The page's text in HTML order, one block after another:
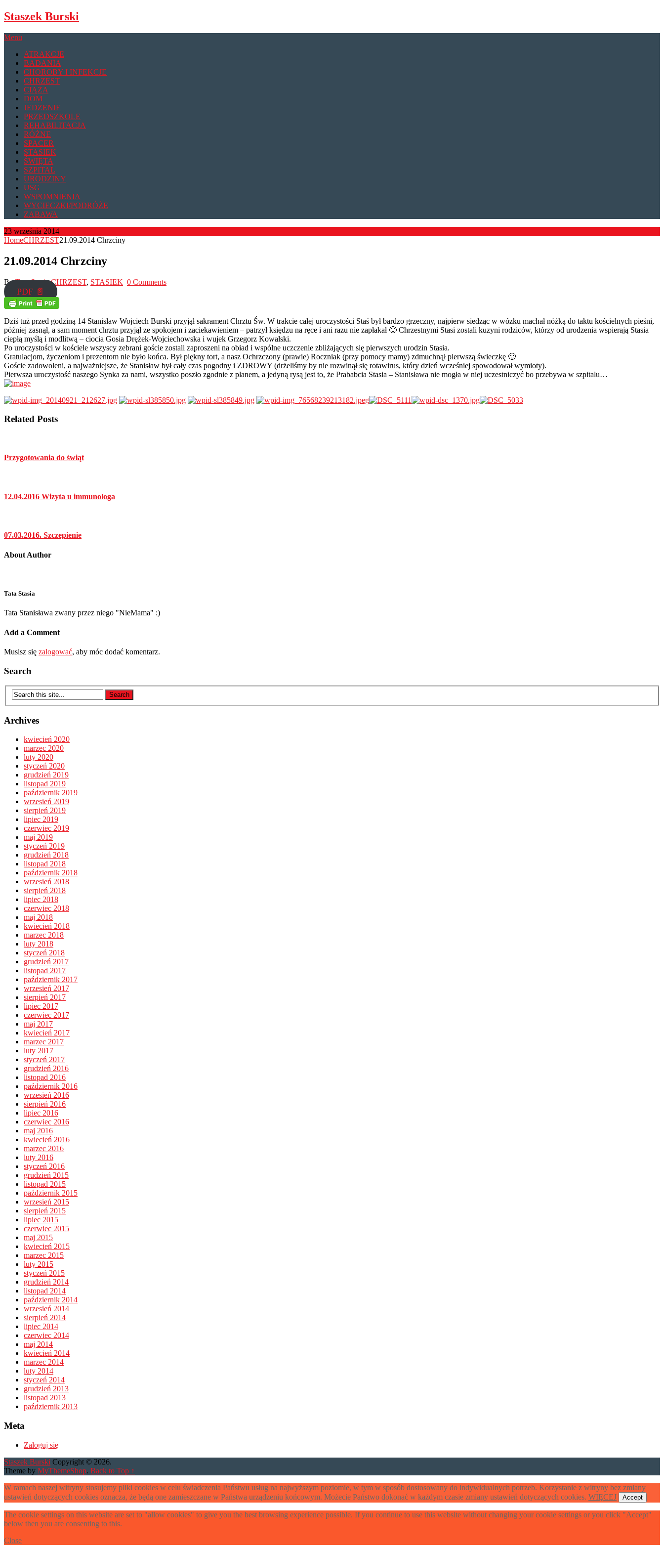
Skip
to
content
Staszek Burski
Menu
ATRAKCJE
BADANIA
CHOROBY I INFEKCJE
CHRZEST
CIĄŻA
DOM
JEDZENIE
PRZEDSZKOLE
REHABILITACJA
RÓŻNE
SPACER
STASIEK
ŚWIĘTA
SZPITAL
URODZINY
USG
WSPOMNIENIA
WYCIECZKI/PODRÓŻE
ZABAWA
23 września 2014
HomeCHRZEST21.09.2014 Chrzciny
21.09.2014 Chrzciny
ByTata Stasia CHRZEST, STASIEK 0 Comments
PDF 📄
Dziś tuż przed godziną 14 Stanisław Wojciech Burski przyjął sakrament Chrztu Św. W trakcie całej uroczystości Staś był bardzo grzeczny, najpierw siedząc w wózku machał nóżką do taktu kościelnych pieśni,
później zasnął, a sam moment chrztu przyjął ze spokojem i zaciekawieniem – patrzył księdzu na ręce i ani razu nie zapłakał 🙂 Chrzestnymi Stasi zostali kuzyni rodziców, którzy od urodzenia wspierają Stasia
ciepłą myślą i modlitwą – ciocia Gosia Drężek-Wojciechowska i wujek Grzegorz Kowalski.
Po uroczystości w kościele wszyscy zebrani goście zostali zaproszeni na obiad i wspólne uczczenie zbliżających się pierwszych urodzin Stasia.
Gratulacjom, życzeniom i prezentom nie było końca. Był piękny tort, a nasz Ochrzczony (prawie) Roczniak (przy pomocy mamy) zdmuchnął pierwszą świeczkę 🙂
Goście zadowoleni, a najważniejsze, że Stanisław był cały czas pogodny i ZDROWY (drżeliśmy by nie rozwinął się rotawirus, który dzień wcześniej spowodował wymioty).
Pierwsza uroczystość naszego Synka za nami, wszystko poszło zgodnie z planem, a jedyną rysą jest to, że Prababcia Stasia – Stanisława nie mogła w niej uczestniczyć bo przebywa w szpitalu…
Related Posts
Przygotowania do świąt
12.04.2016 Wizyta u immunologa
07.03.2016. Szczepienie
About Author
Tata Stasia
Tata Stanisława zwany przez niego "NieMama" :)
Add a Comment
Musisz się zalogować, aby móc dodać komentarz.
Search
Archives
kwiecień 2020
marzec 2020
luty 2020
styczeń 2020
grudzień 2019
listopad 2019
październik 2019
wrzesień 2019
sierpień 2019
lipiec 2019
czerwiec 2019
maj 2019
styczeń 2019
grudzień 2018
listopad 2018
październik 2018
wrzesień 2018
sierpień 2018
lipiec 2018
czerwiec 2018
maj 2018
kwiecień 2018
marzec 2018
luty 2018
styczeń 2018
grudzień 2017
listopad 2017
październik 2017
wrzesień 2017
sierpień 2017
lipiec 2017
czerwiec 2017
maj 2017
kwiecień 2017
marzec 2017
luty 2017
styczeń 2017
grudzień 2016
listopad 2016
październik 2016
wrzesień 2016
sierpień 2016
lipiec 2016
czerwiec 2016
maj 2016
kwiecień 2016
marzec 2016
luty 2016
styczeń 2016
grudzień 2015
listopad 2015
październik 2015
wrzesień 2015
sierpień 2015
lipiec 2015
czerwiec 2015
maj 2015
kwiecień 2015
marzec 2015
luty 2015
styczeń 2015
grudzień 2014
listopad 2014
październik 2014
wrzesień 2014
sierpień 2014
lipiec 2014
czerwiec 2014
maj 2014
kwiecień 2014
marzec 2014
luty 2014
styczeń 2014
grudzień 2013
listopad 2013
październik 2013
Meta
Zaloguj się
Staszek Burski Copyright © 2026.
Theme by MyThemeShop. Back to Top ↑
W ramach naszej witryny stosujemy pliki cookies w celu świadczenia Państwu usług na najwyższym poziomie, w tym w sposób dostosowany do indywidualnych potrzeb. Korzystanie z witryny bez zmiany
ustawień dotyczących cookies oznacza, że będą one zamieszczane w Państwa urządzeniu końcowym. Możecie Państwo dokonać w każdym czasie zmiany ustawień dotyczących cookies. WIĘCEJ Accept
The cookie settings on this website are set to "allow cookies" to give you the best browsing experience possible. If you continue to use this website without changing your cookie settings or you click "Accept"
below then you are consenting to this.
Close